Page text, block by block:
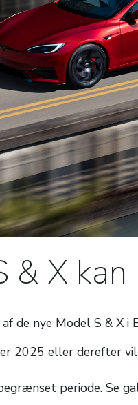
& X
de nye Model S & X i
2025 eller derefter
periode. Se